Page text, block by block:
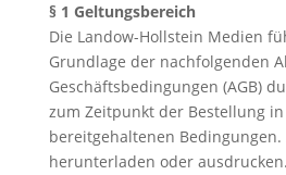
§ 1 Geltungsbereich
Die Landow-Hollstein Medien
Grundlage der nachfolgenden
Geschäftsbedingungen (AGB)
zum Zeitpunkt der Bestellung
bereitgehaltenen Bedingungen.
herunterladen oder